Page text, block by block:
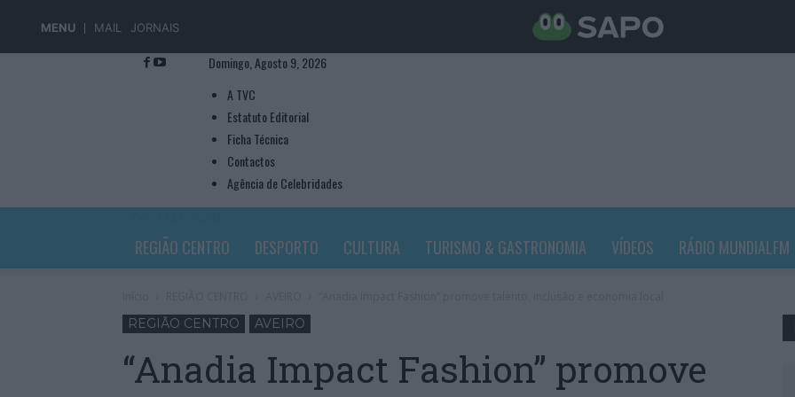
MENU MAIL JORNAIS
Domingo, Agosto 9, 2026
A TVC
Estatuto Editorial
Ficha Técnica
Contactos
Agência de Celebridades
REGIÃO CENTRO DESPORTO CULTURA TURISMO & GASTRONOMIA VÍDEOS RÁDIO MUNDIALFM
REGIÃO CENTRO AVEIRO
“Anadia Impact Fashion” promove